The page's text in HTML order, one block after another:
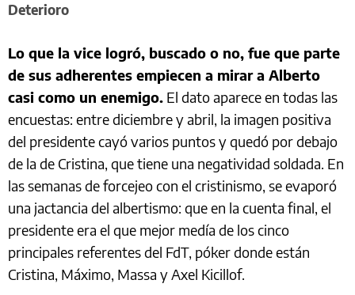
Deterioro
Lo que la vice logró, buscado o no, fue que parte
de sus adherentes empiecen a mirar a Alberto
casi como un enemigo. El dato aparece en todas las
encuestas: entre diciembre y abril, la imagen positiva
del presidente cayó varios puntos y quedó por debajo
de la de Cristina, que tiene una negatividad soldada. En
las semanas de forcejeo con el cristinismo, se evaporó
una jactancia del albertismo: que en la cuenta final, el
presidente era el que mejor medía de los cinco
principales referentes del FdT, póker donde están
Cristina, Máximo, Massa y Axel Kicillof.